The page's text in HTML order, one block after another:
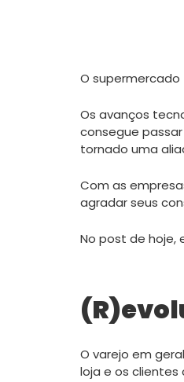
O
Os avanços
consegue
tornado uma
Com as
agradar seus
No post de hoje,
O varejo em
loja e os clientes